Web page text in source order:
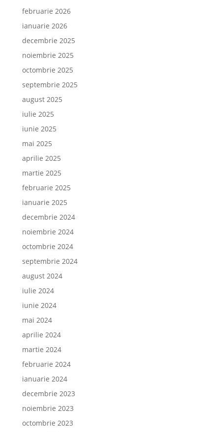
februarie 2026
ianuarie 2026
decembrie 2025
noiembrie 2025
octombrie 2025
septembrie 2025
august 2025
iulie 2025
iunie 2025
mai 2025
aprilie 2025
martie 2025
februarie 2025
ianuarie 2025
decembrie 2024
noiembrie 2024
octombrie 2024
septembrie 2024
august 2024
iulie 2024
iunie 2024
mai 2024
aprilie 2024
martie 2024
februarie 2024
ianuarie 2024
decembrie 2023
noiembrie 2023
octombrie 2023